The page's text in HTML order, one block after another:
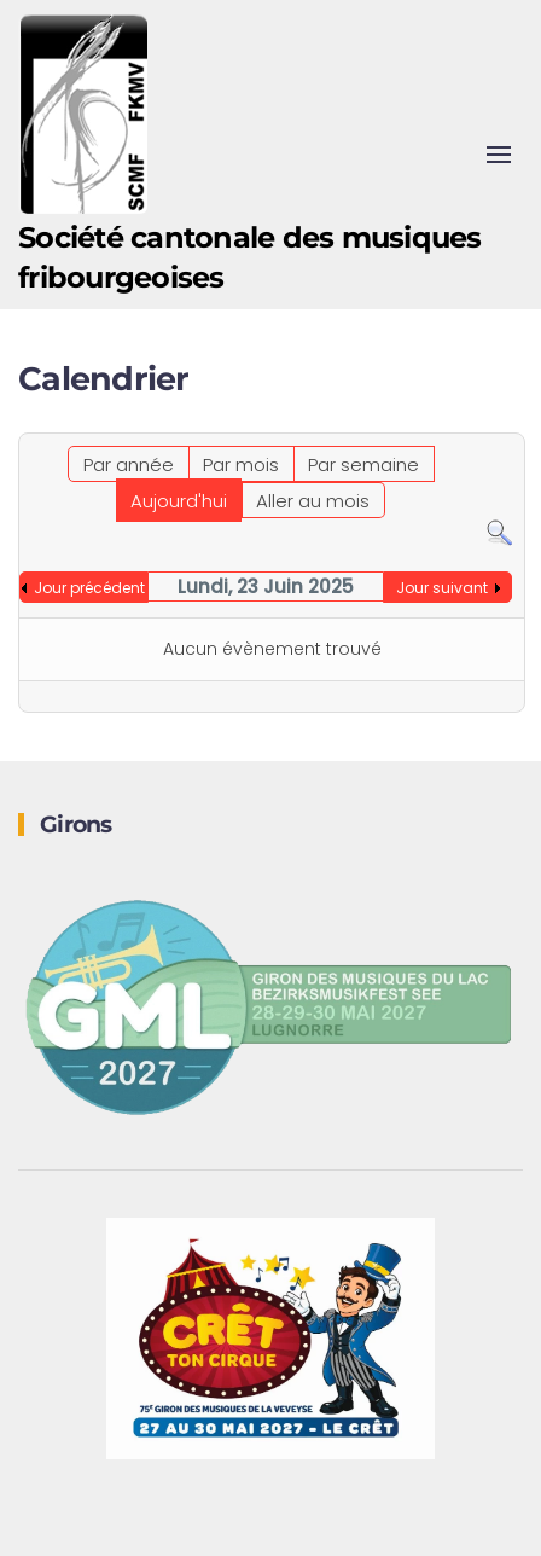
Accéder au contenu principal
Société cantonale des musiques
fribourgeoises
Calendrier
Par année Par mois
Par semaine
Aujourd'hui
Aller au mois
Jour précédent Lundi, 23 Juin 2025 Jour suivant
Aucun évènement trouvé
Girons